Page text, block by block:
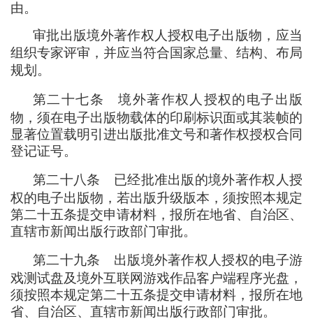
由。
审批出版境外著作权人授权电子出版物 ， 应当
组织专家评审 ， 并应当符合国家总量、结构、布局
规划。
第二十七条 境外著作权人授权的电子出版
物 ， 须在电子出版物载体的印刷标识面或其装帧的
显著位置载明引进出版批准文号和著作权授权合同
登记证号。
第二十八条 已经批准出版的境外著作权人授
权的电子出版物 ， 若出版升级版本 ， 须按照本规定
第二十五条提交申请材料 ， 报所在地省、自治区、
直辖市新闻出版行政部门审批。
第二十九条 出版境外著作权人授权的电子游
戏测试盘及境外互联网游戏作品客户端程序光盘 ，
须按照本规定第二十五条提交申请材料 ， 报所在地
省、自治区、直辖市新闻出版行政部门审批。